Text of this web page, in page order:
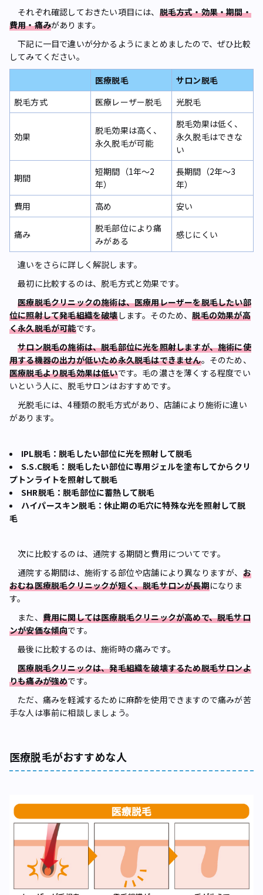
それぞれ確認しておきたい項目には、 脱毛方式・効果・期間・
費用・痛みがあります。
下記に一目で違いが分かるようにまとめましたので、ぜひ比較
してみてください。
医療脱毛
サロン脱毛
脱毛方式
医療レーザー脱毛 光脱毛
効果
脱毛効果は高く、
永久脱毛が可能
脱毛効果は低く、
永久脱毛はできな
い
期間
短期間（1年～2
年）
長期間（2年～3
年）
費用
高め 安い
痛み
脱毛部位により痛
みがある
感じにくい
違いをさらに詳しく解説します。
最初に比較するのは、脱毛方式と効果です。
医療脱毛クリニックの施術は、医療用レーザーを脱毛したい部
位に照射して発毛組織を破壊します。そのため、脱毛の効果が高
く永久脱毛が可能です。
サロン脱毛の施術は、脱毛部位に光を照射しますが、施術に使
用する機器の出力が低いため永久脱毛はできません。そのため、
医療脱毛より脱毛効果は低いです。毛の濃さを薄くする程度でい
いという人に、脱毛サロンはおすすめです。
光脱毛には、4種類の脱毛方式があり、店舗により施術に違い
があります。
IPL脱毛：脱毛したい部位に光を照射して脱毛
S.S.C脱毛：脱毛したい部位に専用ジェルを塗布してからクリ
プトンライトを照射して脱毛
SHR脱毛：脱毛部位に蓄熱して脱毛
ハイパースキン脱毛：休止期の毛穴に特殊な光を照射して脱
毛
次に比較するのは、通院する期間と費用についてです。
通院する期間は、施術する部位や店舗により異なりますが、 お
おむね医療脱毛クリニックが短く、脱毛サロンが長期になりま
す。
また、 費用に関しては医療脱毛クリニックが高めで、脱毛サロ
ンが安価な傾向です。
最後に比較するのは、施術時の痛みです。
医療脱毛クリニックは、発毛組織を破壊するため脱毛サロンよ
りも痛みが強めです。
ただ、痛みを軽減するために麻酔を使用できますので痛みが苦
手な人は事前に相談しましょう。
医療脱毛がおすすめな人